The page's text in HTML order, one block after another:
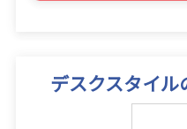
デスクスタイ